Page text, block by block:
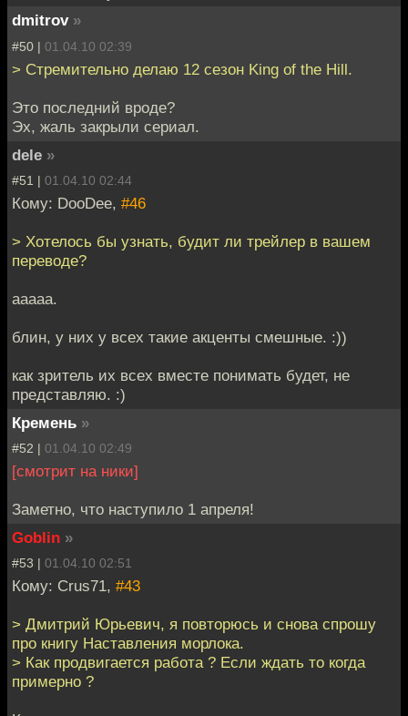
dmitrov »
#50 | 01.04.10 02:39
> Стремительно делаю 12 сезон King of the Hill.
Это последний вроде?
Эх, жаль закрыли сериал.
dele »
#51 | 01.04.10 02:44
Кому: DooDee, #46
> Хотелось бы узнать, будит ли трейлер в вашем
переводе?
ааааа.
блин, у них у всех такие акценты смешные. :))
как зритель их всех вместе понимать будет, не
представляю. :)
Кремень »
#52 | 01.04.10 02:49
[смотрит на ники]
Заметно, что наступило 1 апреля!
Goblin »
#53 | 01.04.10 02:51
Кому: Crus71, #43
> Дмитрий Юрьевич, я повторюсь и снова спрошу
про книгу Наставления морлока.
> Как продвигается работа ? Если ждать то когда
примерно ?